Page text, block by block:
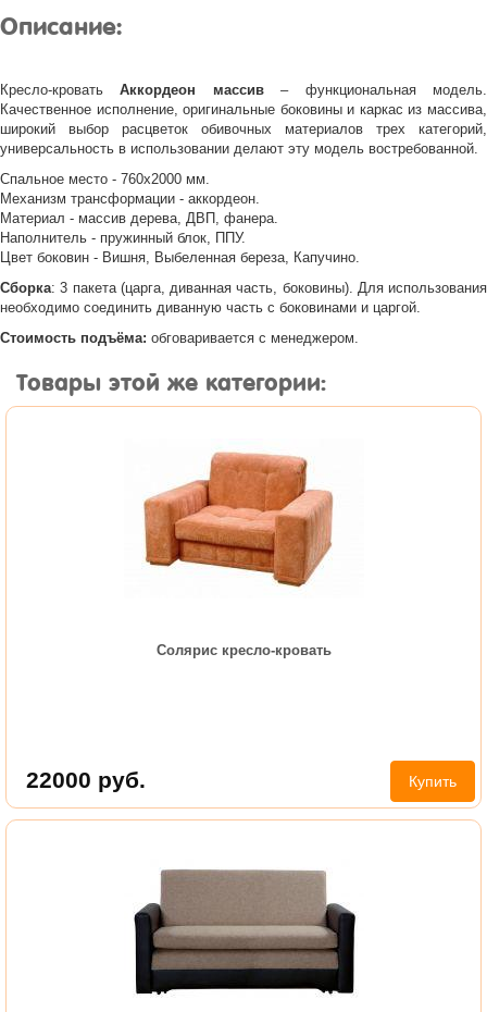
Описание:
Кресло-кроватьАккордеон массив– функциональная модель.
Качественное исполнение, оригинальные боковины и каркас из массива,
широкий выбор расцветок обивочных материалов трех категорий,
универсальность в использовании делают эту модель востребованной.
Спальное место - 760х2000 мм.
Механизм трансформации - аккордеон.
Материал - массив дерева, ДВП, фанера.
Наполнитель - пружинный блок, ППУ.
Цвет боковин - Вишня, Выбеленная береза, Капучино.
Сборка: 3 пакета (царга, диванная часть, боковины). Для использования
необходимо соединить диванную часть с боковинами и царгой.
Стоимость подъёма: обговаривается с менеджером.
Товары этой же категории:
Солярис кресло-кровать
22000 руб. Купить